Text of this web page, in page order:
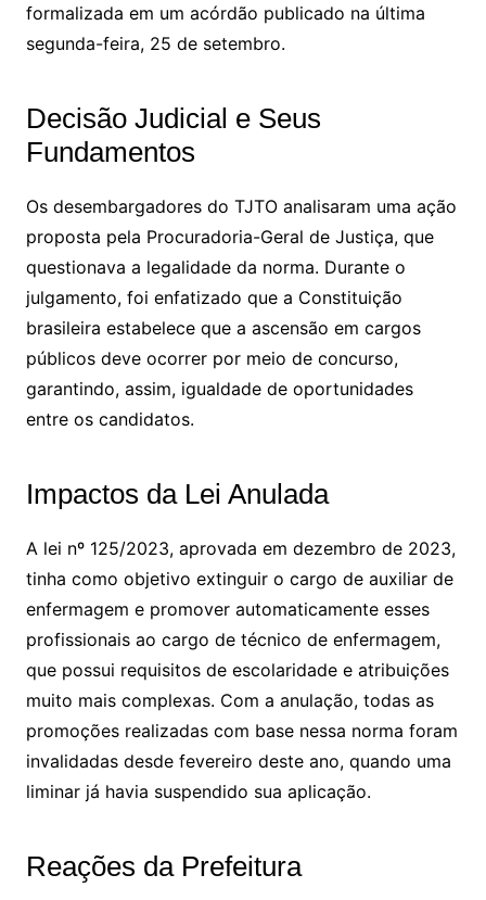
formalizada em um acórdão publicado na última
segunda-feira, 25 de setembro.
Decisão Judicial e Seus
Fundamentos
Os desembargadores do TJTO analisaram uma ação
proposta pela Procuradoria-Geral de Justiça, que
questionava a legalidade da norma. Durante o
julgamento, foi enfatizado que a Constituição
brasileira estabelece que a ascensão em cargos
públicos deve ocorrer por meio de concurso,
garantindo, assim, igualdade de oportunidades
entre os candidatos.
Impactos da Lei Anulada
A lei nº 125/2023, aprovada em dezembro de 2023,
tinha como objetivo extinguir o cargo de auxiliar de
enfermagem e promover automaticamente esses
profissionais ao cargo de técnico de enfermagem,
que possui requisitos de escolaridade e atribuições
muito mais complexas. Com a anulação, todas as
promoções realizadas com base nessa norma foram
invalidadas desde fevereiro deste ano, quando uma
liminar já havia suspendido sua aplicação.
Reações da Prefeitura